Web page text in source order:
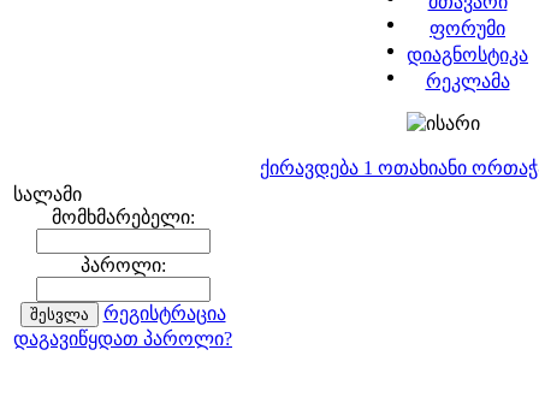
ფორუმი
დიაგნოსტიკა
რეკლამა
ქირავდება 1 ოთახიანი
სალამი
მომხმარებელი:
პაროლი:
რეგისტრაცია
დაგავიწყდათ პაროლი?